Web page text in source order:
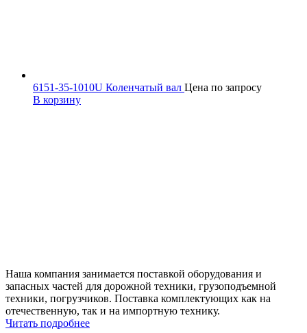
6151-35-1010U Коленчатый вал Цена по запросу
В корзину
Наша компания занимается поставкой оборудования и
запасных частей для дорожной техники, грузоподъемной
техники, погрузчиков. Поставка комплектующих как на
отечественную, так и на импортную технику.
Читать подробнее